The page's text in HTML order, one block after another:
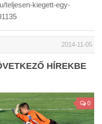
teljesen-kiegett-egy-
2014-11-05
HÍREKBE
0